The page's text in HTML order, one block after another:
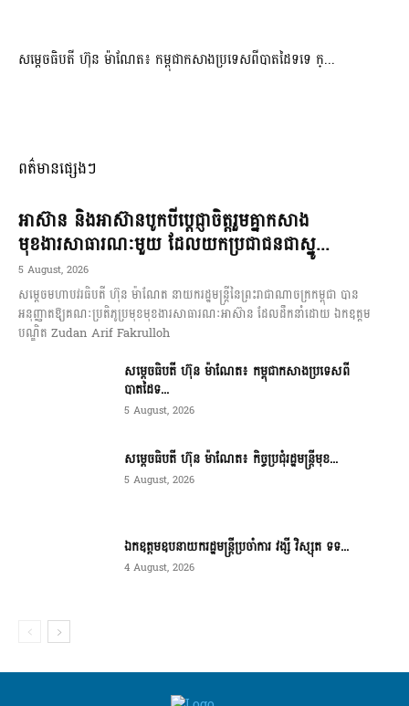
សម្ដេចធិបតី ហ៊ុន ម៉ាណែត៖ កម្ពុជាកសាងប្រទេសពីបាតដៃទទេ ក្...
ពត៌មានផ្សេងៗ
អាស៊ាន និងអាស៊ានបូកបីប្តេជ្ញាចិត្តរួមគ្នាកសាង
មុខងារសាធារណៈមួយ ដែលយកប្រជាជនជាស្នូ...
5 August, 2026
សម្តេចមហាបវរធិបតី ហ៊ុន ម៉ាណែត នាយករដ្ឋមន្ត្រីនៃព្រះរាជាណាចក្រកម្ពុជា បាន
អនុញ្ញាតឱ្យគណៈប្រតិភូប្រមុខមុខងារសាធារណៈអាស៊ាន ដែលដឹកនាំដោយ ឯកឧត្តម
បណ្ឌិត Zudan Arif Fakrulloh
សម្ដេចធិបតី ហ៊ុន ម៉ាណែត៖ កម្ពុជាកសាងប្រទេសពី
បាតដៃទ...
5 August, 2026
សម្ដេចធិបតី ហ៊ុន ម៉ាណែត៖ កិច្ចប្រជុំរដ្ឋមន្ត្រីមុខ...
5 August, 2026
ឯកឧត្តមឧបនាយករដ្ឋមន្ត្រីប្រចាំការ វង្សី វិស្សុត ទទ...
4 August, 2026